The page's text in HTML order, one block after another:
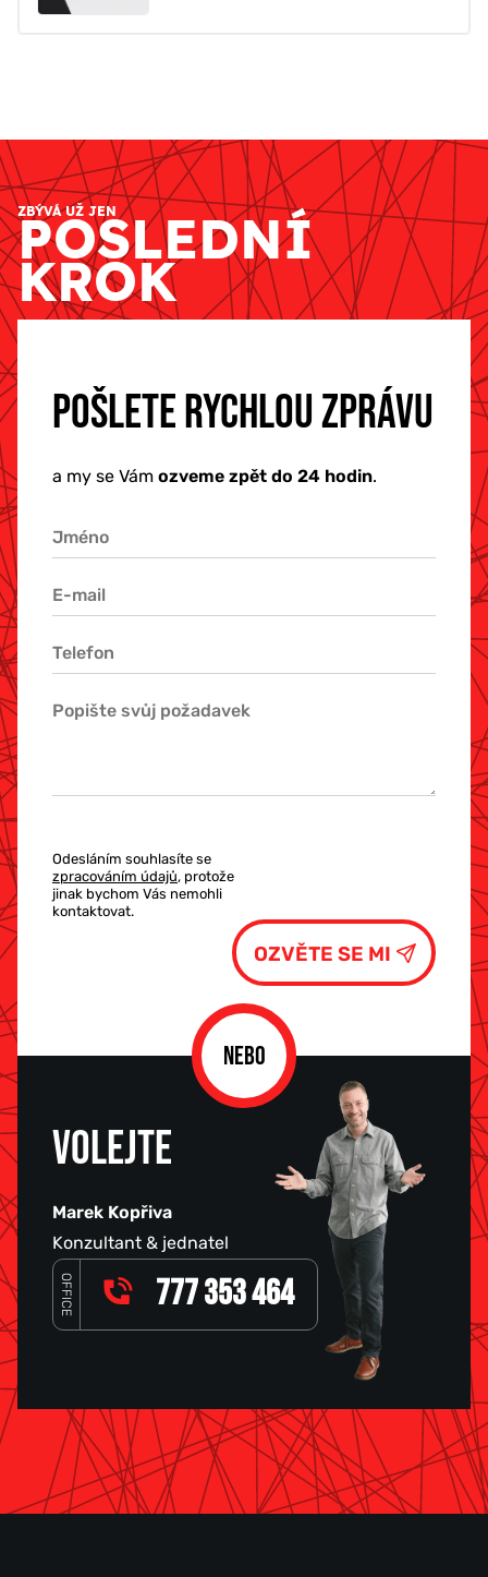
ZBÝVÁ UŽ JEN
POSLEDNÍ
KROK
POŠLETE RYCHLOU ZPRÁVU
a my se Vám ozveme zpět do 24 hodin.
Odesláním souhlasíte se
zpracováním údajů, protože
jinak bychom Vás nemohli
kontaktovat.
NEBO
VOLEJTE
Marek Kopřiva
Konzultant & jednatel
OFFICE 777 353 464